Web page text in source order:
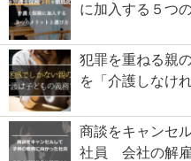
に加入する５つ
犯罪を重ねる親
を「介護しなけ
商談をキャンセ
社員 会社の解雇